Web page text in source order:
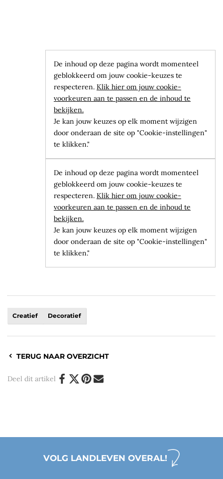
De inhoud op deze pagina wordt momenteel
geblokkeerd om jouw cookie-keuzes te
respecteren. Klik hier om jouw cookie-
voorkeuren aan te passen en de inhoud te
bekijken.
Je kan jouw keuzes op elk moment wijzigen
door onderaan de site op "Cookie-instellingen"
te klikken."
De inhoud op deze pagina wordt momenteel
geblokkeerd om jouw cookie-keuzes te
respecteren. Klik hier om jouw cookie-
voorkeuren aan te passen en de inhoud te
bekijken.
Je kan jouw keuzes op elk moment wijzigen
door onderaan de site op "Cookie-instellingen"
te klikken."
Creatief Decoratief
TERUG NAAR OVERZICHT
Deel dit artikel
VOLG LANDLEVEN OVERAL!